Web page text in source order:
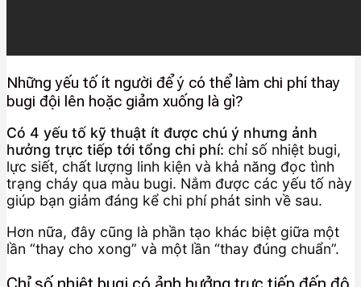
Những yếu tố ít người để ý có thể làm chi phí thay
bugi đội lên hoặc giảm xuống là gì?
Có 4 yếu tố kỹ thuật ít được chú ý nhưng ảnh
hưởng trực tiếp tới tổng chi phí: chỉ số nhiệt bugi,
lực siết, chất lượng linh kiện và khả năng đọc tình
trạng cháy qua màu bugi. Nắm được các yếu tố này
giúp bạn giảm đáng kể chi phí phát sinh về sau.
Hơn nữa, đây cũng là phần tạo khác biệt giữa một
lần “thay cho xong” và một lần “thay đúng chuẩn”.